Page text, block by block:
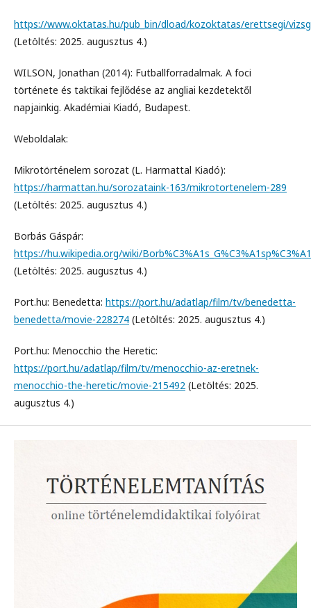
https://www.oktatas.hu/pub_bin/dload/kozoktatas/erettsegi/
(Letöltés: 2025. augusztus 4.)
WILSON, Jonathan (2014): Futballforradalmak. A foci
története és taktikai fejlődése az angliai kezdetektől
napjainkig. Akadémiai Kiadó, Budapest.
Weboldalak:
Mikrotörténelem sorozat (L. Harmattal Kiadó):
https://harmattan.hu/sorozataink-163/mikrotortenelem-289
(Letöltés: 2025. augusztus 4.)
Borbás Gáspár:
https://hu.wikipedia.org/wiki/
(Letöltés: 2025. augusztus 4.)
Port.hu: Benedetta: https://port.hu/adatlap/film/tv/benedetta-
benedetta/movie-228274 (Letöltés: 2025. augusztus 4.)
Port.hu: Menocchio the Heretic:
https://port.hu/adatlap/film/tv/menocchio-az-eretnek-
menocchio-the-heretic/movie-215492 (Letöltés: 2025.
augusztus 4.)